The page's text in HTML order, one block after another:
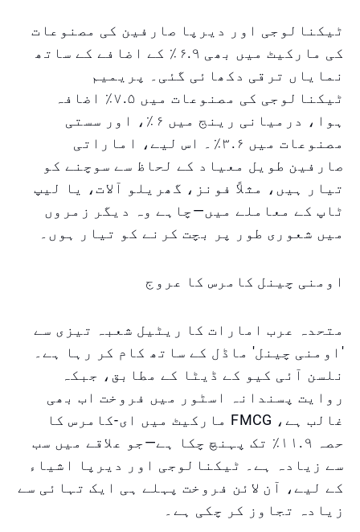
ٹیکنالوجی اور دیرپا صارفین کی مصنوعات
کی مارکیٹ میں بھی ۶.۹٪ کے اضافے کے ساتھ
نمایاں ترقی دکھائی گئی۔ پریمیم
ٹیکنالوجی کی مصنوعات میں ۷.۵٪ اضافہ
ہوا، درمیانی رینج میں ۶٪، اور سستی
مصنوعات میں ۳.۶٪۔ اس لیے، اماراتی
صارفین طویل معیاد کے لحاظ سے سوچنے کو
تیار ہیں، مثلاً فونز، گھریلو آلات، یا لیپ
ٹاپ کے معاملے میں—چاہے وہ دیگر زمروں
میں شعوری طور پر بچت کرنے کو تیار ہوں۔
اومنی چینل کامرس کا عروج
متحدہ عرب امارات کا ریٹیل شعبہ تیزی سے
'اومنی چینل' ماڈل کے ساتھ کام کر رہا ہے۔
نلسن آئی کیو کے ڈیٹا کے مطابق، جبکہ
روایت پسندانہ اسٹور میں فروخت اب بھی
غالب ہے، FMCG مارکیٹ میں ای-کامرس کا
حصہ ۱۱.۹٪ تک پہنچ چکا ہے—جو علاقے میں سب
سے زیادہ ہے۔ ٹیکنالوجی اور دیرپا اشیاء
کے لیے، آن لائن فروخت پہلے ہی ایک تہائی سے
زیادہ تجاوز کر چکی ہے۔